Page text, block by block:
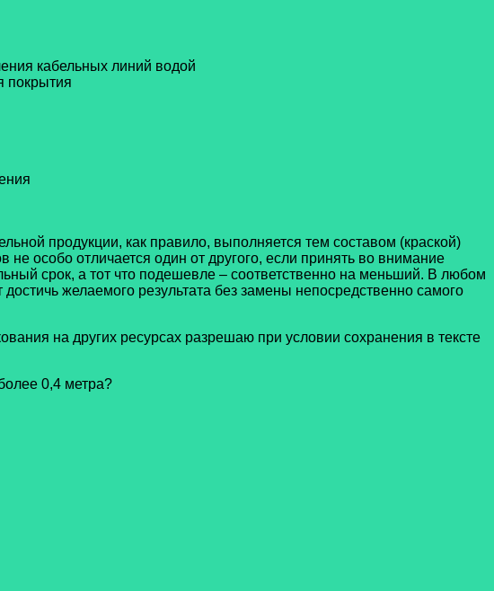
кабельных линий водой
покрытия
продукции, как правило, выполняется тем составом (краской)
особо отличается один от другого, если принять во внимание
срок, а тот что подешевле – соответственно на меньший. В любом
желаемого результата без замены непосредственно самого
на других ресурсах разрешаю при условии сохранения в тексте
0,4 метра?